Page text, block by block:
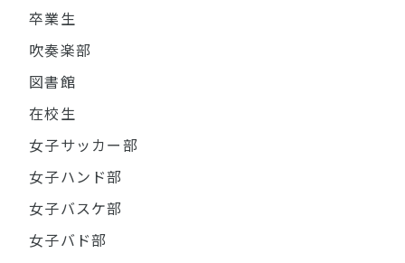
卒業生
吹奏楽部
図書館
在校生
女子サッカー部
女子ハンド部
女子バスケ部
女子バド部